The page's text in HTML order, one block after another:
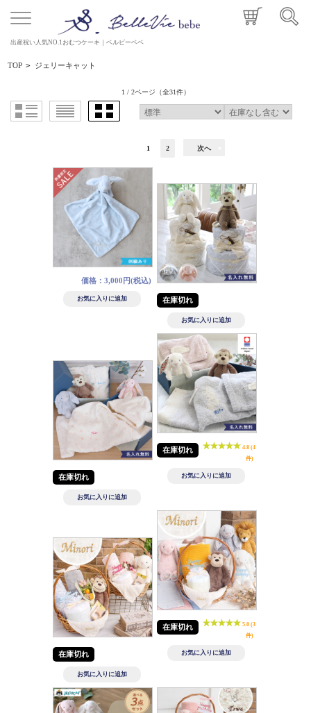
出産祝い人気NO.1おむつケーキ｜ベルビーベベ
TOP > ジェリーキャット
1 / 2ページ （全31件）
1 2 次へ
価格：3,000円(税込)
在庫切れ
在庫切れ
在庫切れ
4.8 (4
件)
在庫切れ
在庫切れ
5.0 (3
件)